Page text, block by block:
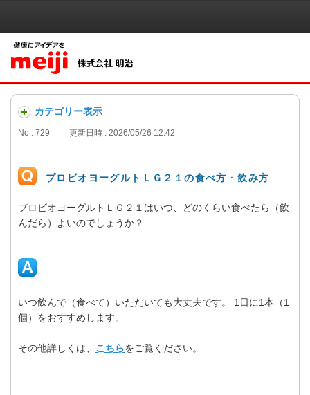
カテゴリー表示
No : 729 更新日時 : 2026/05/26 12:42
プロビオヨーグルトＬＧ２１の食べ方・飲み方
プロビオヨーグルトＬＧ２１はいつ、どのくらい食べたら（飲
んだら）よいのでしょうか？
いつ飲んで（食べて）いただいても大丈夫です。 1日に1本（1
個）をおすすめします。
その他詳しくは、 こちらをご覧ください。